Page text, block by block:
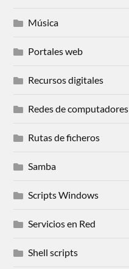
Música
Portales web
Recursos digitales
Redes de computadores
Rutas de ficheros
Samba
Scripts Windows
Servicios en Red
Shell scripts